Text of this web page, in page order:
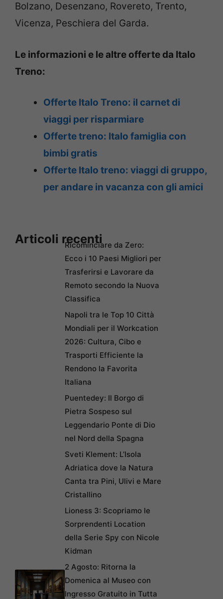
Bolzano, Desenzano, Rovereto, Trento,
Vicenza, Peschiera del Garda.
Le informazioni e le altre offerte da Italo
Treno:
Offerte Italo Treno: il carnet di
viaggi per risparmiare
Offerte treno: Italo famiglia con
bimbi gratis
Offerte Italo treno: viaggi di gruppo,
per andare in vacanza con gli amici
Articoli recentiRicominciare da Zero:
Ecco i 10 Paesi Migliori per
Trasferirsi e Lavorare da
Remoto secondo la Nuova
Classifica
Napoli tra le Top 10 Città
Mondiali per il Workcation
2026: Cultura, Cibo e
Trasporti Efficiente la
Rendono la Favorita
Italiana
Puentedey: Il Borgo di
Pietra Sospeso sul
Leggendario Ponte di Dio
nel Nord della Spagna
Sveti Klement: L’Isola
Adriatica dove la Natura
Canta tra Pini, Ulivi e Mare
Cristallino
Lioness 3: Scopriamo le
Sorprendenti Location
della Serie Spy con Nicole
Kidman
2 Agosto: Ritorna la
Domenica al Museo con
Ingresso Gratuito in Tutta